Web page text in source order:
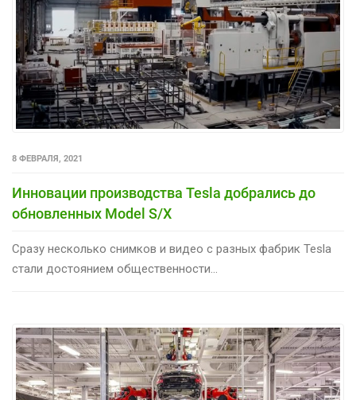
8 ФЕВРАЛЯ, 2021
Инновации производства Tesla добрались до
обновленных Model S/X
Сразу несколько снимков и видео с разных фабрик Tesla
стали достоянием общественности...